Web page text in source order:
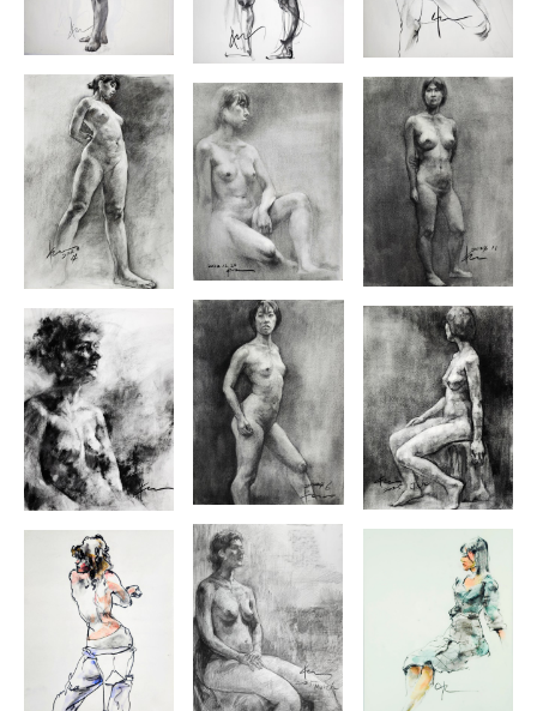
主に人体、及び人物デッサンに特化した指導を行う。
人体デッサン、クロッキーに関する指導書、作品集を書籍や電
子書籍共に出版。
それを機に作品制作活動を始める。国内では主に東京招待個展
やニューヨークでも展示。
２００９年に東京都から出版された「アニメの教科書」にも渡
邊クロッキー技法として数ページにわたり紹介され、
スエーデン国立ルンド大学での美術講義にて、日本の渡邊一雅
クロッキー技法として紹介された。
アトリエで路樹絵で生徒指導を継続し同時に作家活動を行う。